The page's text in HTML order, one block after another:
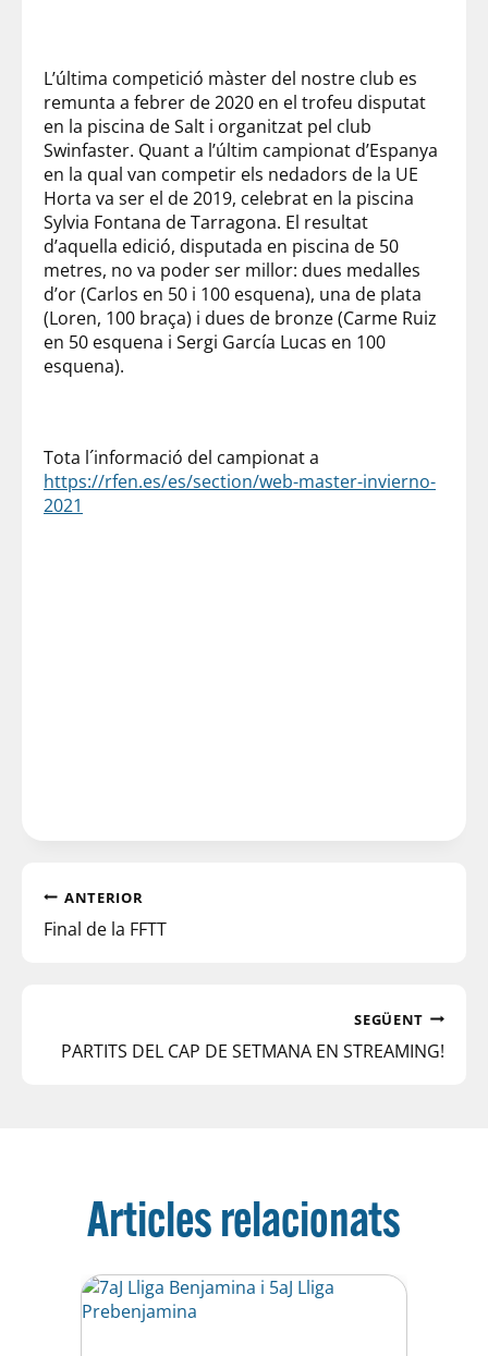
L’última competició màster del nostre club es
remunta a febrer de 2020 en el trofeu disputat
en la piscina de Salt i organitzat pel club
Swinfaster. Quant a l’últim campionat d’Espanya
en la qual van competir els nedadors de la UE
Horta va ser el de 2019, celebrat en la piscina
Sylvia Fontana de Tarragona. El resultat
d’aquella edició, disputada en piscina de 50
metres, no va poder ser millor: dues medalles
d’or (Carlos en 50 i 100 esquena), una de plata
(Loren, 100 braça) i dues de bronze (Carme Ruiz
en 50 esquena i Sergi García Lucas en 100
esquena).
Tota l´informació del campionat a
https://rfen.es/es/section/web-master-invierno-
2021
ANTERIOR
Final de la FFTT
SEGÜENT
PARTITS DEL CAP DE SETMANA EN STREAMING!
Articles relacionats